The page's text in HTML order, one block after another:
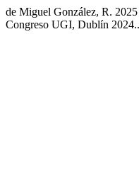
de Miguel González, R.
Congreso UGI, Dublín